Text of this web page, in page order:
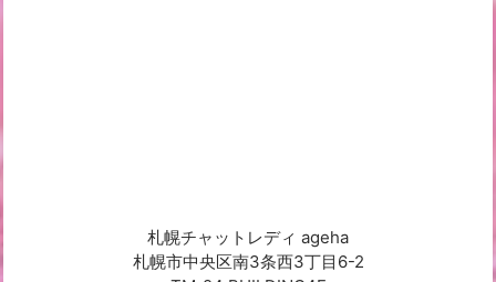
札幌チャットレディ ageha
札幌市中央区南3条西3丁目6-2